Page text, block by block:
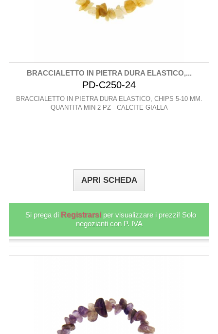
BRACCIALETTO IN PIETRA DURA ELASTICO,...
PD-C250-24
BRACCIALETTO IN PIETRA DURA ELASTICO, CHIPS 5-10 MM.
QUANTITA MIN 2 PZ - CALCITE GIALLA
APRI SCHEDA
Si prega di Registrarsi per visualizzare i prezzi! Solo
negozianti con P. IVA